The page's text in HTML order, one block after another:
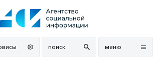
поиск меню